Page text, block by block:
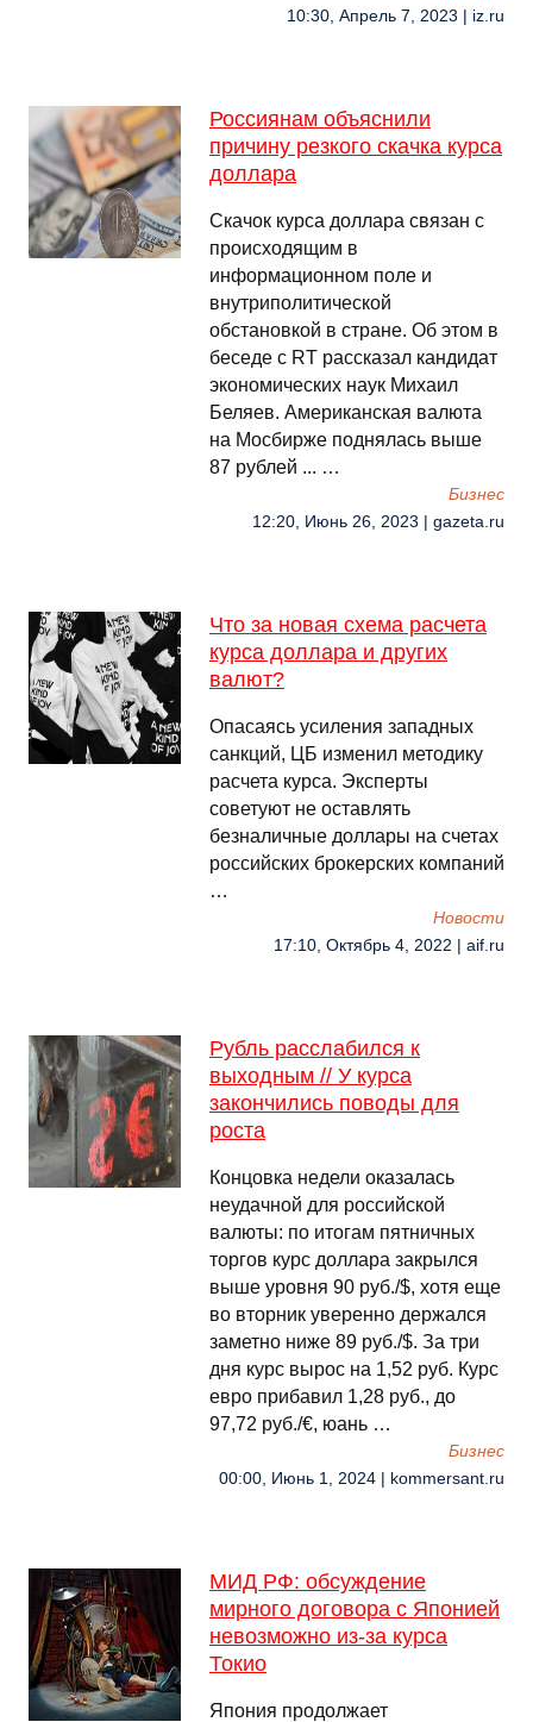
10:30, Апрель 7, 2023 | iz.ru
Россиянам объяснили
причину резкого скачка курса
доллара
Скачок курса доллара связан с
происходящим в
информационном поле и
внутриполитической
обстановкой в стране. Об этом в
беседе с RT рассказал кандидат
экономических наук Михаил
Беляев. Американская валюта
на Мосбирже поднялась выше
87 рублей ... …
Бизнес
12:20, Июнь 26, 2023 | gazeta.ru
Что за новая схема расчета
курса доллара и других
валют?
Опасаясь усиления западных
санкций, ЦБ изменил методику
расчета курса. Эксперты
советуют не оставлять
безналичные доллары на счетах
российских брокерских компаний
…
Новости
17:10, Октябрь 4, 2022 | aif.ru
Рубль расслабился к
выходным // У курса
закончились поводы для
роста
Концовка недели оказалась
неудачной для российской
валюты: по итогам пятничных
торгов курс доллара закрылся
выше уровня 90 руб./$, хотя еще
во вторник уверенно держался
заметно ниже 89 руб./$. За три
дня курс вырос на 1,52 руб. Курс
евро прибавил 1,28 руб., до
97,72 руб./€, юань …
Бизнес
00:00, Июнь 1, 2024 | kommersant.ru
МИД РФ: обсуждение
мирного договора с Японией
невозможно из-за курса
Токио
Япония продолжает